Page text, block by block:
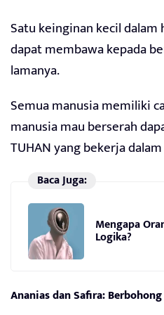
Satu keinginan kecil
dapat membawa kepada
lamanya.
Semua manusia memiliki
manusia mau berserah
TUHAN yang bekerja
Baca Juga:
Mengapa
Logika?
Ananias dan Safira: